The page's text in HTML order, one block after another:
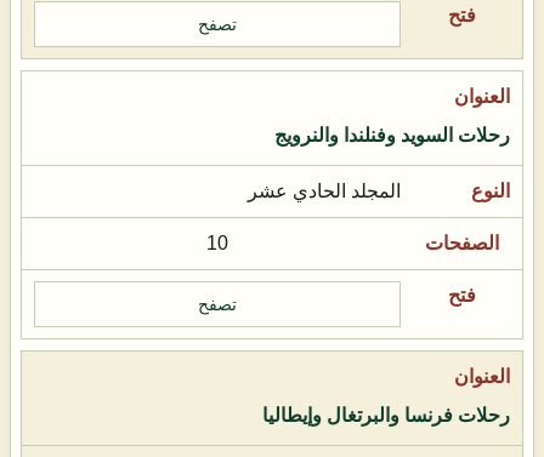
تصفح
رحلات السويد وفنلندا والنرويج
المجلد الحادي عشر
10
تصفح
رحلات فرنسا والبرتغال وإيطاليا